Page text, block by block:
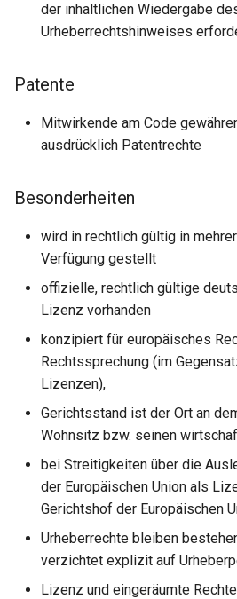
der inhaltlichen Wiedergabe
Urheberrechtshinweises
Patente
Mitwirkende am Code
ausdrücklich Patentrechte
Besonderheiten
wird in rechtlich gültig in
Verfügung gestellt
offizielle, rechtlich gültige
Lizenz vorhanden
konzipiert für europäisches
Rechtssprechung (im
Lizenzen),
Gerichtsstand ist der Ort an
Wohnsitz bzw. seinen
bei Streitigkeiten über die
der Europäischen Union als
Gerichtshof der Europäischen
Urheberrechte bleiben
verzichtet explizit auf
Lizenz und eingeräumte